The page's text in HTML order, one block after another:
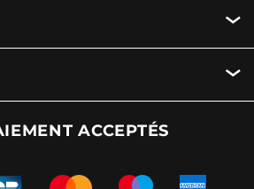
ACCEPTÉS